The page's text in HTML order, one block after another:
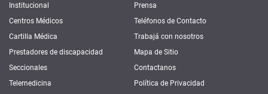
Institucional
Centros Médicos
Cartilla Médica
Prestadores de discapacidad
Seccionales
Telemedicina
Prensa
Teléfonos de Contacto
Trabajá con nosotros
Mapa de Sitio
Contactanos
Política de Privacidad